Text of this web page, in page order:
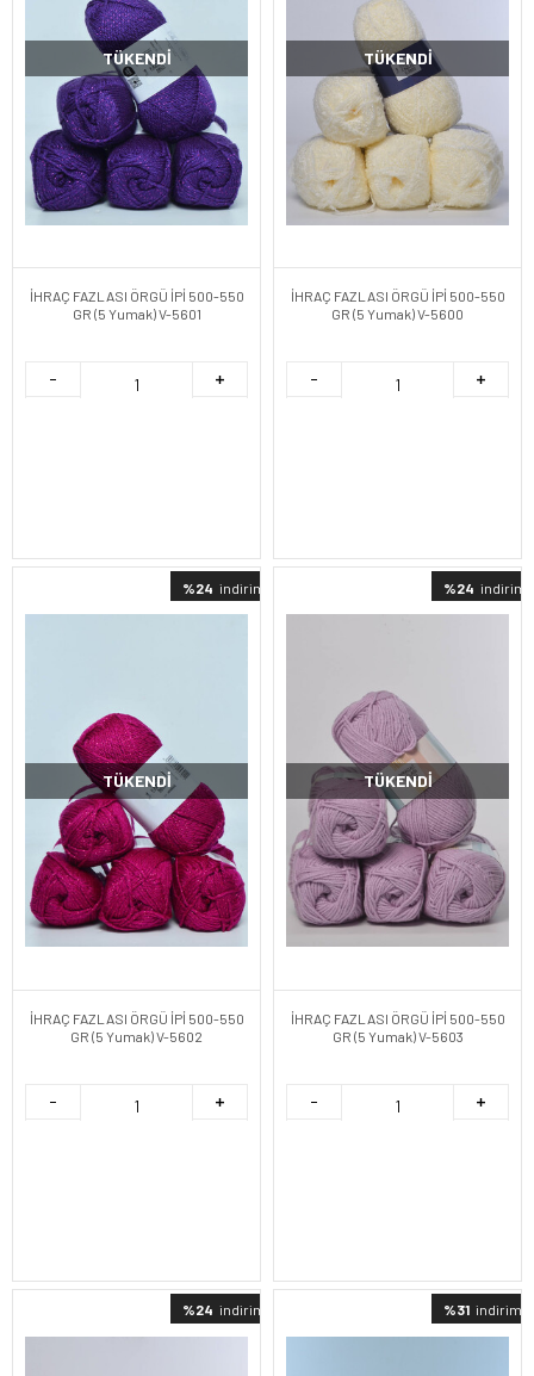
TÜKENDI
İHRAÇ FAZLASI ÖRGÜ İPİ 500-550
GR (5 Yumak) V-5601
TÜKENDI
İHRAÇ FAZLASI ÖRGÜ İPİ 500-550
GR (5 Yumak) V-5600
%24 indirimli
TÜKENDI
İHRAÇ FAZLASI ÖRGÜ İPİ 500-550
GR (5 Yumak) V-5602
%24 indirimli
TÜKENDI
İHRAÇ FAZLASI ÖRGÜ İPİ 500-550
GR (5 Yumak) V-5603
%24 indirimli %31 indirimli